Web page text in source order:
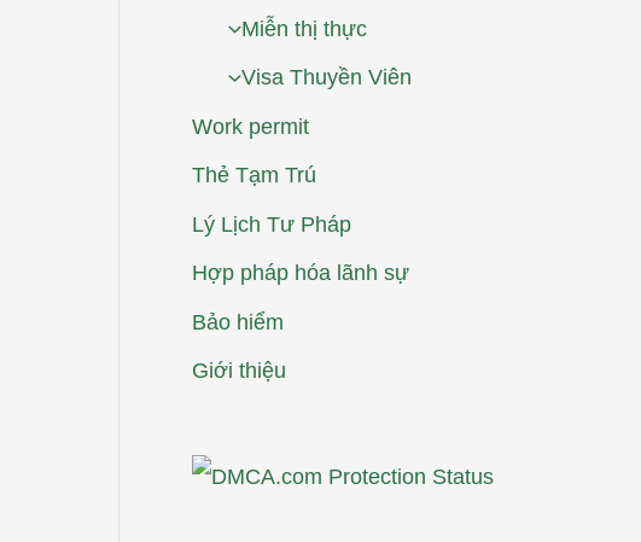
Miễn thị thực
Visa Thuyền Viên
Work permit
Thẻ Tạm Trú
Lý Lịch Tư Pháp
Hợp pháp hóa lãnh sự
Bảo hiểm
Giới thiệu